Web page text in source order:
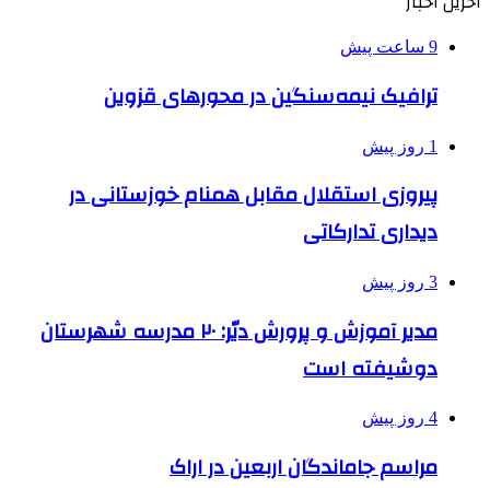
9 ساعت پیش
ترافیک نیمه‌سنگین در محورهای قزوین
1 روز پیش
پیروزی استقلال مقابل همنام خوزستانی در
دیداری تدارکاتی
3 روز پیش
مدیر آموزش و پرورش دیّر: ۲۰ مدرسه شهرستان
دوشیفته است
4 روز پیش
مراسم جاماندگان اربعین در اراک